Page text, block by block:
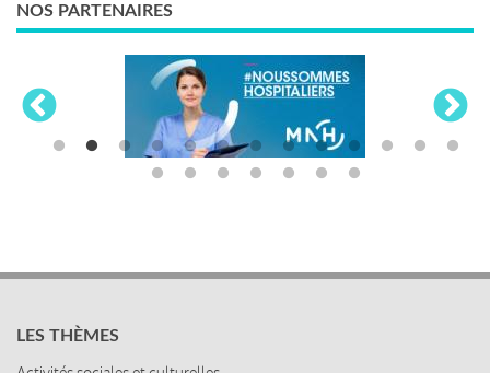
NOS PARTENAIRES
LES THÈMES